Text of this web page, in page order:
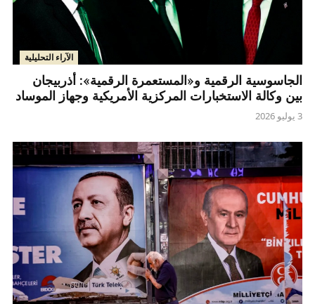
الآراء التحليلية
الجاسوسية الرقمية و«المستعمرة الرقمية»: أذربيجان
بين وكالة الاستخبارات المركزية الأمريكية وجهاز الموساد
3 يوليو 2026